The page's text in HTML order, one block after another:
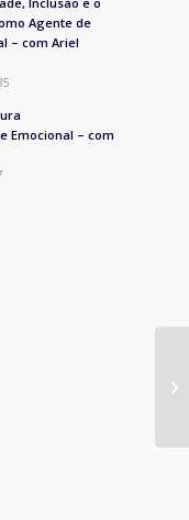
Agente de
– com Ariel
Emocional – com